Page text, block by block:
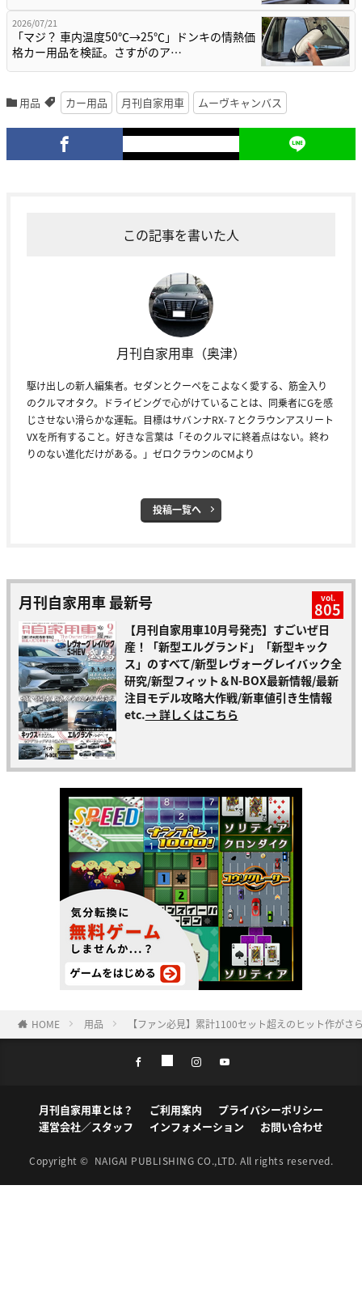
2026/07/21
「マジ？ 車内温度50℃→25℃」ドンキの情熱価
格カー用品を検証。さすがのア…
用品 カー用品 月刊自家用車 ムーヴキャンバス
この記事を書いた人
月刊自家用車（奥津）
駆け出しの新人編集者。セダンとクーペをこよなく愛する、筋金入り
のクルマオタク。ドライビングで心がけていることは、同乗者にGを感
じさせない滑らかな運転。目標はサバンナRX-７とクラウンアスリート
VXを所有すること。好きな言葉は「そのクルマに終着点はない。終わ
りのない進化だけがある。」ゼロクラウンのCMより
投稿一覧へ
月刊自家用車 最新号 vol.
805
【月刊自家用車10月号発売】すごいぜ日
産！「新型エルグランド」「新型キック
ス」のすべて/新型レヴォーグレイバック全
研究/新型フィット＆N-BOX最新情報/最新
注目モデル攻略大作戦/新車値引き生情報
etc.→ 詳しくはこちら
HOME 用品 【ファン必見】累計1100セット超えのヒット作が
月刊自家用車とは？ ご利用案内
プライバシーポリシー
運営会社／スタッフ
インフォメーション お問い合わせ
Copyright © NAIGAI PUBLISHING CO.,LTD. All rights reserved.